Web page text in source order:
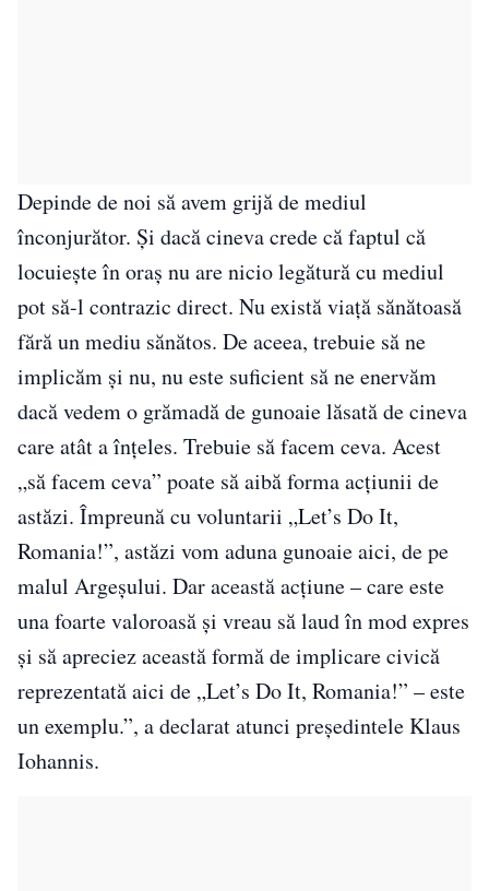
Depinde de noi să avem grijă de mediul
înconjurător. Și dacă cineva crede că faptul că
locuiește în oraș nu are nicio legătură cu mediul
pot să-l contrazic direct. Nu există viață sănătoasă
fără un mediu sănătos. De aceea, trebuie să ne
implicăm și nu, nu este suficient să ne enervăm
dacă vedem o grămadă de gunoaie lăsată de cineva
care atât a înțeles. Trebuie să facem ceva. Acest
„să facem ceva” poate să aibă forma acțiunii de
astăzi. Împreună cu voluntarii „Let’s Do It,
Romania!”, astăzi vom aduna gunoaie aici, de pe
malul Argeșului. Dar această acțiune – care este
una foarte valoroasă și vreau să laud în mod expres
și să apreciez această formă de implicare civică
reprezentată aici de „Let’s Do It, Romania!” – este
un exemplu.”, a declarat atunci președintele Klaus
Iohannis.